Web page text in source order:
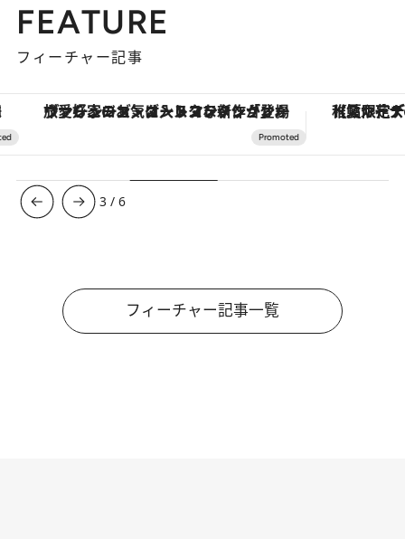
FEATURE
フィーチャー記事
ヴァシュロン・コンスタンタン「オーヴァーシーズ・オートマティック」。旅愛好家のお気に入りコレクションから、ジェンダーレスな新作が登場 【夏限定ディナーコース】旬を
3 /6
フィーチャー記事一覧